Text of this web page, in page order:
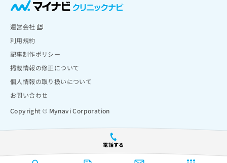
電話する
運営会社
利用規約
記事制作ポリシー
掲載情報の修正について
個人情報の取り扱いについて
お問い合わせ
Copyright © Mynavi Corporation